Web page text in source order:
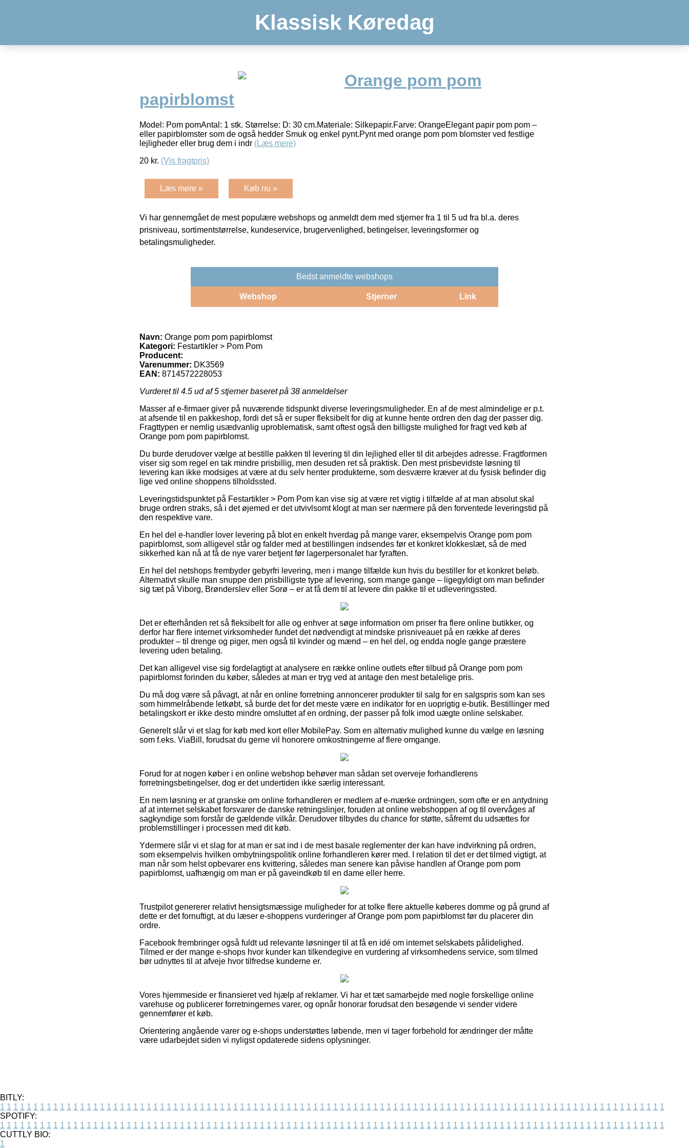
Klassisk Køredag
Orange pom pom
papirblomst
Model: Pom pomAntal: 1 stk. Størrelse: D: 30 cm.Materiale: Silkepapir.Farve: OrangeElegant papir pom pom –
eller papirblomster som de også hedder Smuk og enkel pynt.Pynt med orange pom pom blomster ved festlige
lejligheder eller brug dem i indr (Læs mere)
20 kr. (Vis fragtpris)
Læs mere » Køb nu »
Vi har gennemgået de mest populære webshops og anmeldt dem med stjerner fra 1 til 5 ud fra bl.a. deres
prisniveau, sortimentstørrelse, kundeservice, brugervenlighed, betingelser, leveringsformer og
betalingsmuligheder.
Bedst anmeldte webshops
Webshop Stjerner Link
Navn: Orange pom pom papirblomst
Kategori: Festartikler > Pom Pom
Producent:
Varenummer: DK3569
EAN: 8714572228053
Vurderet til 4.5 ud af 5 stjerner baseret på 38 anmeldelser
Masser af e-firmaer giver på nuværende tidspunkt diverse leveringsmuligheder. En af de mest almindelige er p.t.
at afsende til en pakkeshop, fordi det så er super fleksibelt for dig at kunne hente ordren den dag der passer dig.
Fragttypen er nemlig usædvanlig uproblematisk, samt oftest også den billigste mulighed for fragt ved køb af
Orange pom pom papirblomst.
Du burde derudover vælge at bestille pakken til levering til din lejlighed eller til dit arbejdes adresse. Fragtformen
viser sig som regel en tak mindre prisbillig, men desuden ret så praktisk. Den mest prisbevidste løsning til
levering kan ikke modsiges at være at du selv henter produkterne, som desværre kræver at du fysisk befinder dig
lige ved online shoppens tilholdssted.
Leveringstidspunktet på Festartikler > Pom Pom kan vise sig at være ret vigtig i tilfælde af at man absolut skal
bruge ordren straks, så i det øjemed er det utvivlsomt klogt at man ser nærmere på den forventede leveringstid på
den respektive vare.
En hel del e-handler lover levering på blot en enkelt hverdag på mange varer, eksempelvis Orange pom pom
papirblomst, som alligevel står og falder med at bestillingen indsendes før et konkret klokkeslæt, så de med
sikkerhed kan nå at få de nye varer betjent før lagerpersonalet har fyraften.
En hel del netshops frembyder gebyrfri levering, men i mange tilfælde kun hvis du bestiller for et konkret beløb.
Alternativt skulle man snuppe den prisbilligste type af levering, som mange gange – ligegyldigt om man befinder
sig tæt på Viborg, Brønderslev eller Sorø – er at få dem til at levere din pakke til et udleveringssted.
Det er efterhånden ret så fleksibelt for alle og enhver at søge information om priser fra flere online butikker, og
derfor har flere internet virksomheder fundet det nødvendigt at mindske prisniveauet på en række af deres
produkter – til drenge og piger, men også til kvinder og mænd – en hel del, og endda nogle gange præstere
levering uden betaling.
Det kan alligevel vise sig fordelagtigt at analysere en række online outlets efter tilbud på Orange pom pom
papirblomst forinden du køber, således at man er tryg ved at antage den mest betalelige pris.
Du må dog være så påvagt, at når en online forretning annoncerer produkter til salg for en salgspris som kan ses
som himmelråbende letkøbt, så burde det for det meste være en indikator for en uoprigtig e-butik. Bestillinger med
betalingskort er ikke desto mindre omsluttet af en ordning, der passer på folk imod uægte online selskaber.
Generelt slår vi et slag for køb med kort eller MobilePay. Som en alternativ mulighed kunne du vælge en løsning
som f.eks. ViaBill, forudsat du gerne vil honorere omkostningerne af flere omgange.
Forud for at nogen køber i en online webshop behøver man sådan set overveje forhandlerens
forretningsbetingelser, dog er det undertiden ikke særlig interessant.
En nem løsning er at granske om online forhandleren er medlem af e-mærke ordningen, som ofte er en antydning
af at internet selskabet forsvarer de danske retningslinjer, foruden at online webshoppen af og til overvåges af
sagkyndige som forstår de gældende vilkår. Derudover tilbydes du chance for støtte, såfremt du udsættes for
problemstillinger i processen med dit køb.
Ydermere slår vi et slag for at man er sat ind i de mest basale reglementer der kan have indvirkning på ordren,
som eksempelvis hvilken ombytningspolitik online forhandleren kører med. I relation til det er det tilmed vigtigt, at
man når som helst opbevarer ens kvittering, således man senere kan påvise handlen af Orange pom pom
papirblomst, uafhængig om man er på gaveindkøb til en dame eller herre.
Trustpilot genererer relativt hensigtsmæssige muligheder for at tolke flere aktuelle køberes domme og på grund af
dette er det fornuftigt, at du læser e-shoppens vurderinger af Orange pom pom papirblomst før du placerer din
ordre.
Facebook frembringer også fuldt ud relevante løsninger til at få en idé om internet selskabets pålidelighed.
Tilmed er der mange e-shops hvor kunder kan tilkendegive en vurdering af virksomhedens service, som tilmed
bør udnyttes til at afveje hvor tilfredse kunderne er.
Vores hjemmeside er finansieret ved hjælp af reklamer. Vi har et tæt samarbejde med nogle forskellige online
varehuse og publicerer forretningernes varer, og opnår honorar forudsat den besøgende vi sender videre
gennemfører et køb.
Orientering angående varer og e-shops understøttes løbende, men vi tager forbehold for ændringer der måtte
være udarbejdet siden vi nyligst opdaterede sidens oplysninger.
BITLY:
1 1 1 1 1 1 1 1 1 1 1 1 1 1 1 1 1 1 1 1 1 1 1 1 1 1 1 1 1 1 1 1 1 1 1 1 1 1 1 1 1 1 1 1 1 1 1 1 1 1 1 1 1 1 1 1 1 1 1 1 1 1 1 1 1 1 1 1 1 1 1 1 1 1 1 1 1 1 1 1 1 1 1 1 1 1 1 1 1 1 1 1 1 1 1 1 1 1 1 1
SPOTIFY:
1 1 1 1 1 1 1 1 1 1 1 1 1 1 1 1 1 1 1 1 1 1 1 1 1 1 1 1 1 1 1 1 1 1 1 1 1 1 1 1 1 1 1 1 1 1 1 1 1 1 1 1 1 1 1 1 1 1 1 1 1 1 1 1 1 1 1 1 1 1 1 1 1 1 1 1 1 1 1 1 1 1 1 1 1 1 1 1 1 1 1 1 1 1 1 1 1 1 1 1
CUTTLY BIO:
1